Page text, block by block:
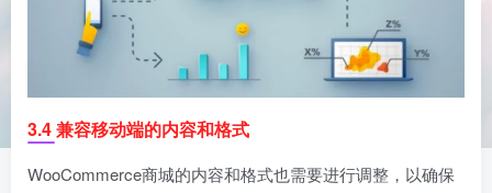
3.4 兼容移动端的内容和格式
WooCommerce商城的内容和格式也需要进行调整，以确保